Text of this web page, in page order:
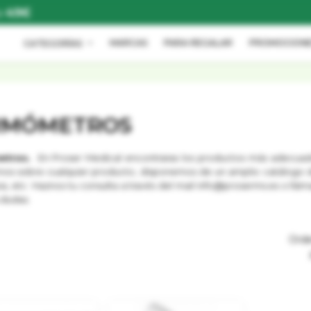
49€
MARCAS PARA REGALAR PROMOCIONES
En Proser Medical encontraras los productos más
sobre cualquier producto, disponemos de un amplio
etc Haznos tu consulta a través del mail info@proserms.es o